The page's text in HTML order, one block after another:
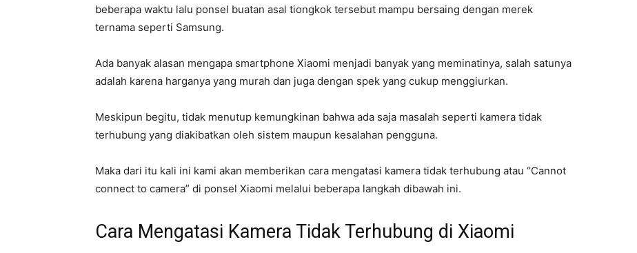
beberapa waktu lalu ponsel buatan asal tiongkok tersebut mampu bersaing dengan merek
ternama seperti Samsung.
Ada banyak alasan mengapa smartphone Xiaomi menjadi banyak yang meminatinya, salah satunya
adalah karena harganya yang murah dan juga dengan spek yang cukup menggiurkan.
Meskipun begitu, tidak menutup kemungkinan bahwa ada saja masalah seperti kamera tidak
terhubung yang diakibatkan oleh sistem maupun kesalahan pengguna.
Maka dari itu kali ini kami akan memberikan cara mengatasi kamera tidak terhubung atau “Cannot
connect to camera” di ponsel Xiaomi melalui beberapa langkah dibawah ini.
Cara Mengatasi Kamera Tidak Terhubung di Xiaomi